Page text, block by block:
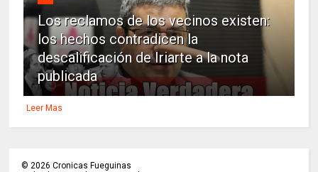
Los reclamos de los vecinos existen:
los hechos contradicen la
descalificación de Iriarte a la nota
publicada
Leer Mas
© 2026 Cronicas Fueguinas